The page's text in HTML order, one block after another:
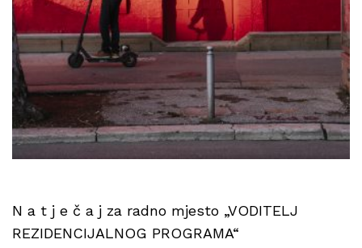
N a t j e č a j za radno mjesto „VODITELJ
REZIDENCIJALNOG PROGRAMA“